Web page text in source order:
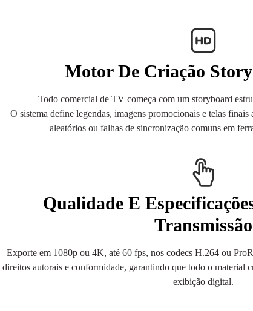
Motor De Criação
Todo comercial de TV começa com um storyboard
O sistema define legendas, imagens promocionais e telas
aleatórios ou falhas de sincronização comuns em
Qualidade E
Transmissão
Exporte em 1080p ou 4K, até 60 fps, nos codecs H.264 ou
direitos autorais e conformidade, garantindo que todo o material
exibição digital.